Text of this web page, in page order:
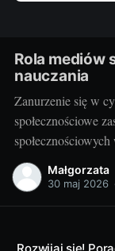
Rola mediów
nauczania
Zanurzenie się w
społecznościowe
przecenić.
wiele innych
odgrywają też
Małgorzata
30 maj 2026